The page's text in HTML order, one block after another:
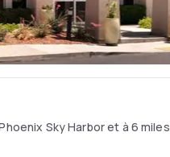
Sky Harbor et à 6 miles